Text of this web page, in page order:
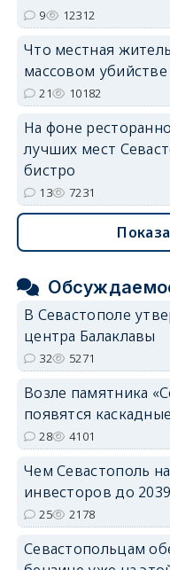
9 12312
Что местная
массовом
21 10182
На фоне
лучших мест
бистро
13 7231
В Севастополе
центра Балаклавы
32 5271
Возле памятника
появятся
28 4101
Чем Севастополь
инвесторов до
25 2178
Севастопольцам